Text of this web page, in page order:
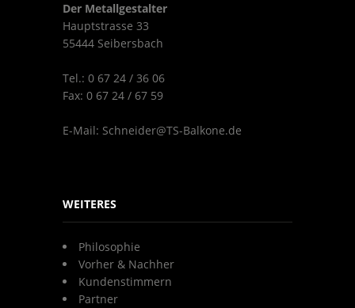
Der Metallgestalter
Hauptstrasse 33
55444 Seibersbach
Tel.: 0 67 24 / 36 06
Fax: 0 67 24 / 67 59
E-Mail: Schneider@TS-Balkone.de
WEITERES
Philosophie
Vorher & Nachher
Kundenstimmern
Partner